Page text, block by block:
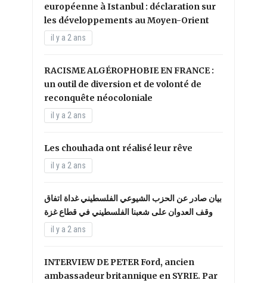
européenne à Istanbul : déclaration sur
les développements au Moyen-Orient
il y a 2 ans
RACISME ALGÉROPHOBIE EN FRANCE :
un outil de diversion et de volonté de
reconquête néocoloniale
il y a 2 ans
Les chouhada ont réalisé leur rêve
il y a 2 ans
بيان صادر عن الحزب الشيوعي الفلسطيني غداة اتفاق
وقف العدوان على شعبنا الفلسطيني في قطاع غزة
il y a 2 ans
INTERVIEW DE PETER Ford, ancien
ambassadeur britannique en SYRIE. Par